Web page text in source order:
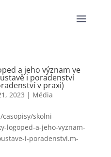
a jeho význam ve
i poradenství
v praxi)
2023 | Média
skolni-
logoped-a-jeho-vyznam-
i-poradenstvi.m-